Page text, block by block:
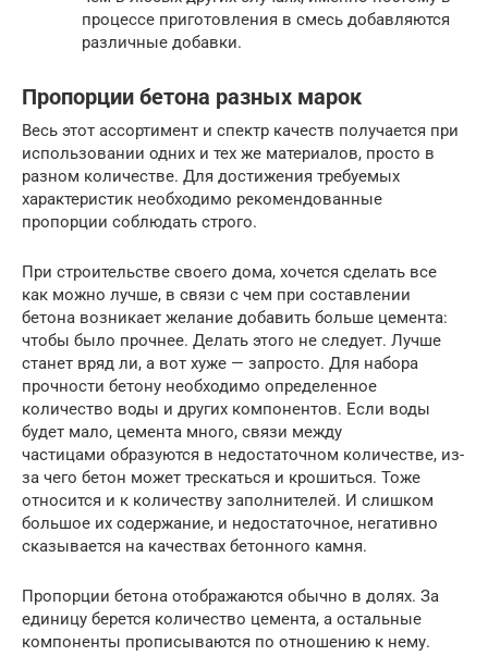
процессе приготовления в смесь добавляются
различные добавки.
Пропорции бетона разных марок
Весь этот ассортимент и спектр качеств получается при
использовании одних и тех же материалов, просто в
разном количестве. Для достижения требуемых
характеристик необходимо рекомендованные
пропорции соблюдать строго.
При строительстве своего дома, хочется сделать все
как можно лучше, в связи с чем при составлении
бетона возникает желание добавить больше цемента:
чтобы было прочнее. Делать этого не следует. Лучше
станет вряд ли, а вот хуже — запросто. Для набора
прочности бетону необходимо определенное
количество воды и других компонентов. Если воды
будет мало, цемента много, связи между
частицами образуются в недостаточном количестве, из-
за чего бетон может трескаться и крошиться. Тоже
относится и к количеству заполнителей. И слишком
большое их содержание, и недостаточное, негативно
сказывается на качествах бетонного камня.
Пропорции бетона отображаются обычно в долях. За
единицу берется количество цемента, а остальные
компоненты прописываются по отношению к нему.